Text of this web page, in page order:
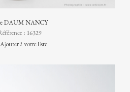
DAUM NANCY
: 16329
Ajouter à votre liste